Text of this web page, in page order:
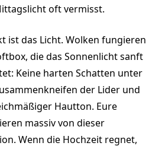
oft vermisst.
ist das Licht. Wolken fungieren
die das Sonnenlicht sanft
Keine harten Schatten unter
der Lider und
Hautton. Eure
massiv von dieser
Wenn die Hochzeit regnet,